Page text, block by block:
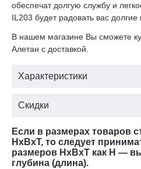
обеспечат долгую службу и
IL203 будет радовать вас долгие
В нашем магазине Вы сможете
Алетан с доставкой.
Характеристики
Скидки
Если в размерах товаров
HxBxT, то следует
размеров HxBxT как H —
глубина (длина).